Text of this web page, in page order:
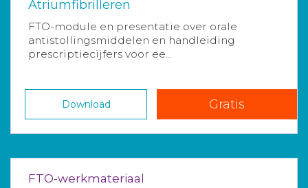
Atriumfibrilleren
FTO-module en presentatie over orale
antistollingsmiddelen en handleiding
prescriptiecijfers voor ee...
Download Gratis
FTO-werkmateriaal